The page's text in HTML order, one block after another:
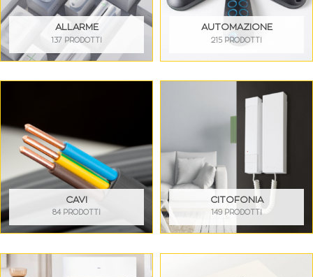
ALLARME
137 PRODOTTI
AUTOMAZIONE
215 PRODOTTI
CAVI
84 PRODOTTI
CITOFONIA
149 PRODOTTI